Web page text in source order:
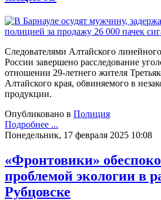
Следователями Алтайского
России завершено расследование
отношении 29-летнего жителя
Алтайского края, обвиняемого в
продукции.
Опубликовано в Полиция
Подробнее ...
Понедельник, 17 февраля 2025 10:08
«Фронтовики»
проблемой экологии в
Рубцовске